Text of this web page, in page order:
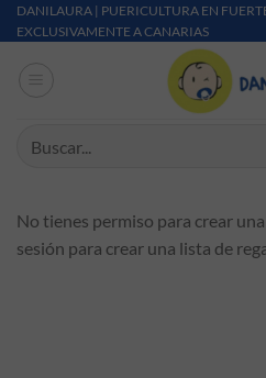
Saltar al contenido
DANILAURA | PUERICULTURA EN
EXCLUSIVAMENTE A CANARIAS
No tienes permiso para crear
sesión para crear una lista de